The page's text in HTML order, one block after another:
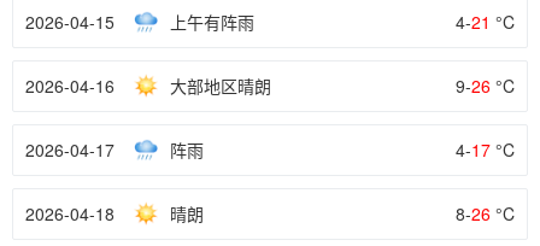
2026-04-15 上午有阵雨 4-21 °C
2026-04-16 大部地区晴朗 9-26 °C
2026-04-17 阵雨 4-17 °C
2026-04-18 晴朗 8-26 °C